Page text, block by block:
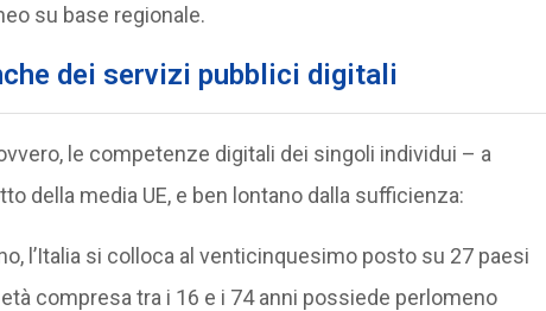
su base regionale.
dei servizi pubblici digitali
le competenze digitali dei singoli individui – a
della media UE, e ben lontano dalla sufficienza:
l’Italia si colloca al venticinquesimo posto su 27 paesi
età compresa tra i 16 e i 74 anni possiede perlomeno